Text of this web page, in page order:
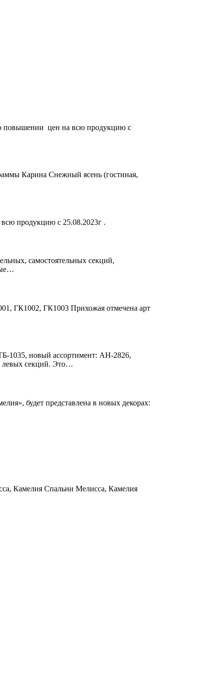
повышении цен на всю продукцию с
Карина Снежный ясень (гостиная,
продукцию с 25.08.2023г .
самостоятельных секций,
ГК1002, ГК1003 Прихожая отмечена арт
1035, новый ассортимент: АН-2826,
левых секций. Это…
будет представлена в новых декорах:
Камелия Спальни Мелисса, Камелия